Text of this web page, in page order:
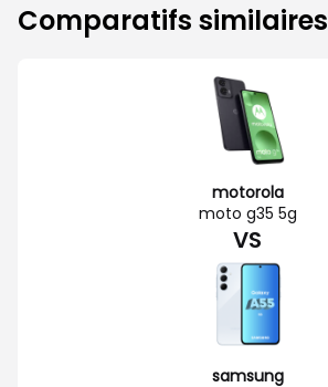
Comparatifs similaires
motorola
moto g35 5g
VS
samsung